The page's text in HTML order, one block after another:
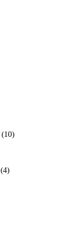
(10)
(4)